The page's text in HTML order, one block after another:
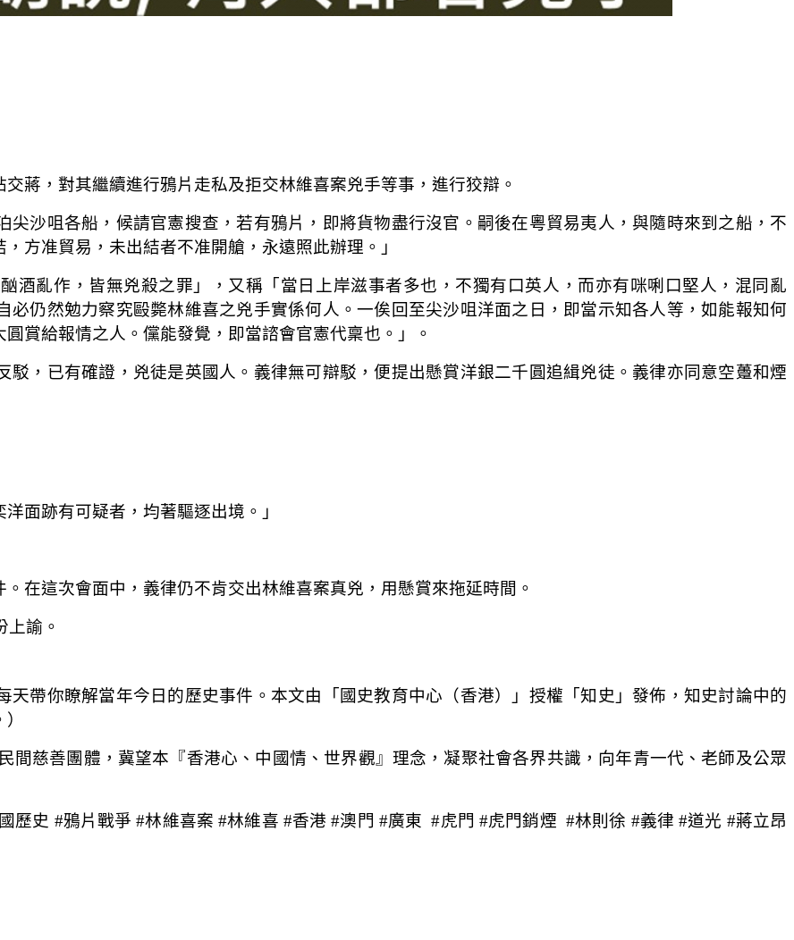
蔣，對其繼續進行鴉片走私及拒交林維喜案兇手等事，進行狡辯。
沙咀各船，候請官憲搜查，若有鴉片，即將貨物盡行沒官。嗣後在粵貿易夷人，與隨時來到之船，不
方准貿易，未出結者不准開艙，永遠照此辦理。」
酒亂作，皆無兇殺之罪」，又稱「當日上岸滋事者多也，不獨有口英人，而亦有咪唎口堅人，混同亂
仍然勉力察究毆斃林維喜之兇手實係何人。一俟回至尖沙咀洋面之日，即當示知各人等，如能報知何
賞給報情之人。儻能發覺，即當諮會官憲代稟也。」。
，已有確證，兇徒是英國人。義律無可辯駁，便提出懸賞洋銀二千圓追緝兇徒。義律亦同意空躉和煙
面跡有可疑者，均著驅逐出境。」
在這次會面中，義律仍不肯交出林維喜案真兇，用懸賞來拖延時間。
上諭。
天帶你瞭解當年今日的歷史事件。本文由「國史教育中心（香港）」授權「知史」發佈，知史討論中的
間慈善團體，冀望本『香港心、中國情、世界觀』理念，凝聚社會各界共識，向年青一代、老師及公眾
歷史 #鴉片戰爭 #林維喜案 #林維喜 #香港 #澳門 #廣東 #虎門 #虎門銷煙 #林則徐 #義律 #道光 #蔣立昂